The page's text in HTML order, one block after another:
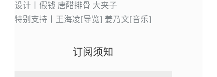
设计丨假钱 唐醋排骨 大夹子
特别支持丨王海凌[导览] 姜乃文[音乐]
订阅须知